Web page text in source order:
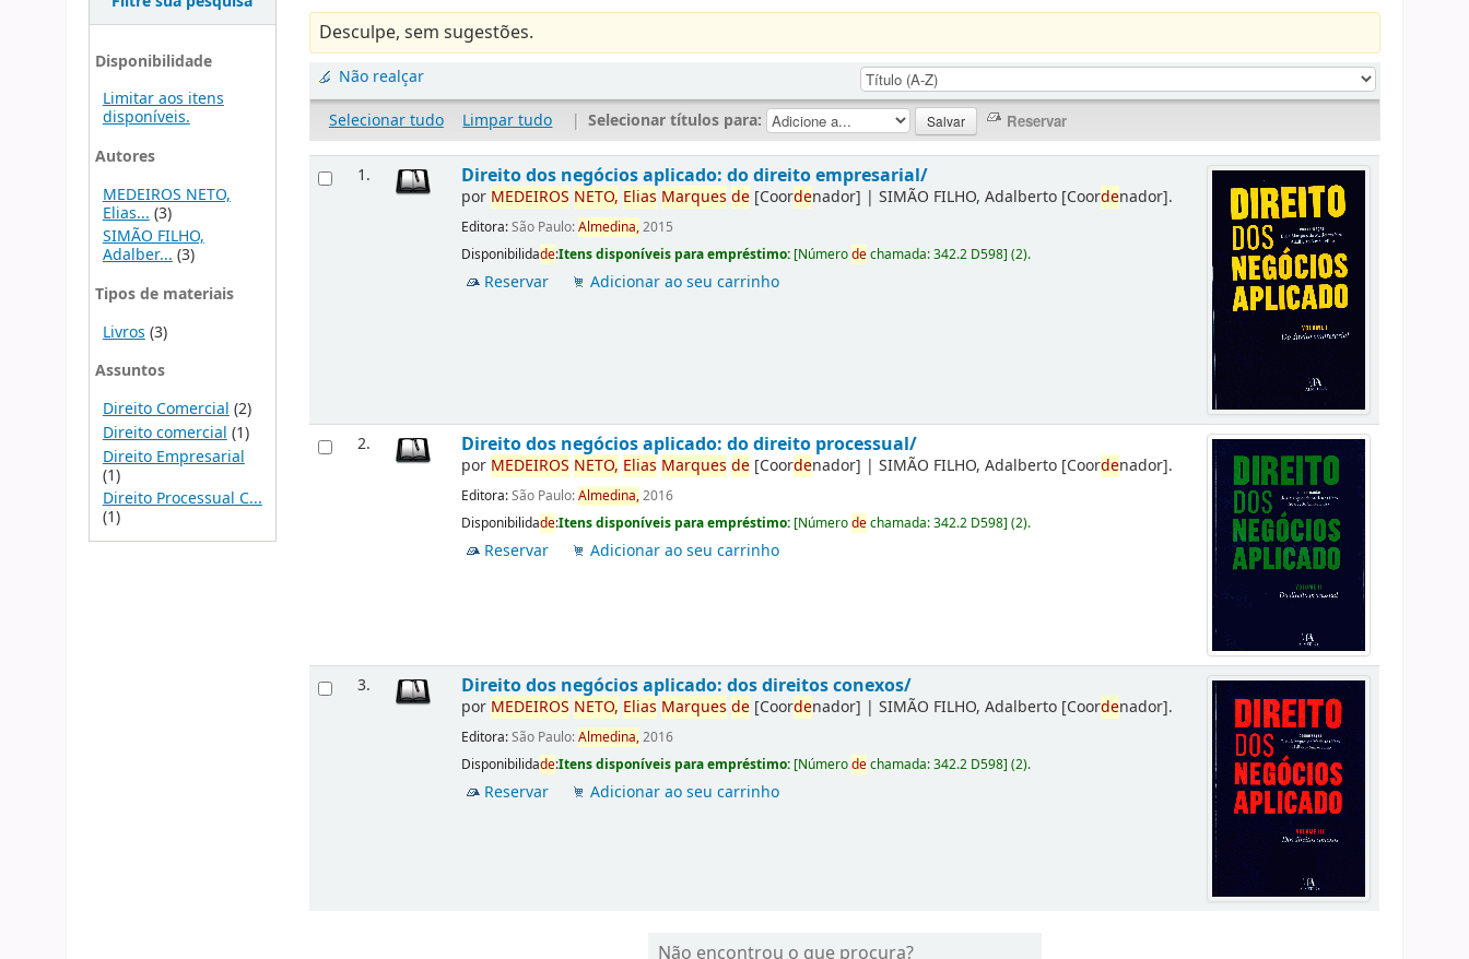
Disponibilidade
Limitar aos itens
disponíveis.
Autores
MEDEIROS NETO,
Elias... (3)
SIMÃO FILHO,
Adalber...(3)
Tipos de materiais
Livros (3)
Assuntos
Direito Comercial (2)
Direito comercial (1)
Direito Empresarial
(1)
Direito Processual C...
(1)
Desculpe, sem sugestões.
Não realçar
Selecionar tudo
Limpar tudo | Selecionar títulos para:
1. Direito dos negócios aplicado: do direito empresarial/
por MEDEIROS NETO, Elias Marques de [Coordenador] |SIMÃO FILHO, Adalberto [Coordenador].
Editora:São Paulo:Almedina,2015
Disponibilidade:Itens disponíveis para empréstimo: [Númerodechamada:342.2 D598](2).
Reservar Adicionar ao seu carrinho
2. Direito dos negócios aplicado: do direito processual/
por MEDEIROS NETO, Elias Marques de [Coordenador] |SIMÃO FILHO, Adalberto [Coordenador].
Editora:São Paulo:Almedina,2016
Disponibilidade:Itens disponíveis para empréstimo: [Númerodechamada:342.2 D598](2).
Reservar Adicionar ao seu carrinho
3. Direito dos negócios aplicado: dos direitos conexos/
por MEDEIROS NETO, Elias Marques de [Coordenador] |SIMÃO FILHO, Adalberto [Coordenador].
Editora:São Paulo:Almedina,2016
Disponibilidade:Itens disponíveis para empréstimo: [Númerodechamada:342.2 D598](2).
Reservar Adicionar ao seu carrinho